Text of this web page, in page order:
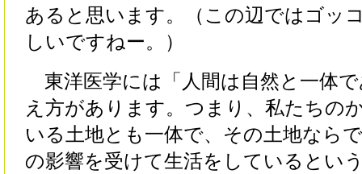
あると思います。（この辺ではゴッ
しいですねー。）
東洋医学には「人間は自然と一体
え方があります。つまり、私たちの
いる土地とも一体で、その土地なら
の影響を受けて生活をしているとい